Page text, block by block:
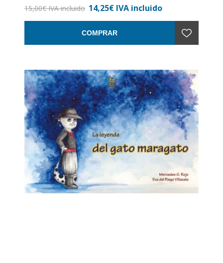
Encuadernación: Rústica
15,00€ IVA incluido 14,25€ IVA incluido
COMPRAR